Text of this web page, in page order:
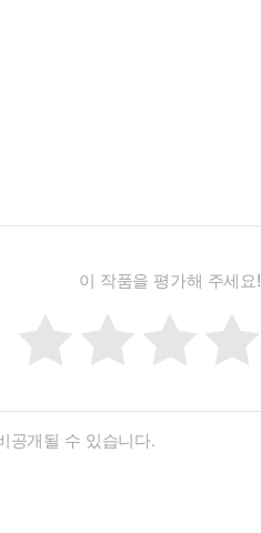
이 작품을 평가해 주세요!